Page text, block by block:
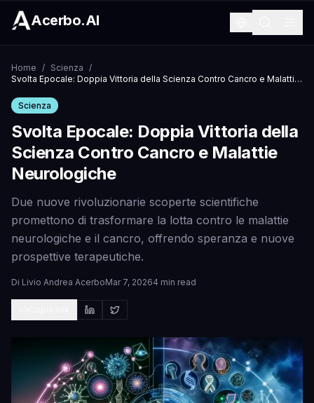
Acerbo.AI
Home / Scienza /
Svolta Epocale: Doppia Vittoria della Scienza Contro Cancro e Malattie Neurologiche
Scienza
Svolta Epocale: Doppia Vittoria della
Scienza Contro Cancro e Malattie
Neurologiche
Due nuove rivoluzionarie scoperte scientifiche
promettono di trasformare la lotta contro le malattie
neurologiche e il cancro, offrendo speranza e nuove
prospettive terapeutiche.
Di Livio Andrea AcerboMar 7, 20264 min read